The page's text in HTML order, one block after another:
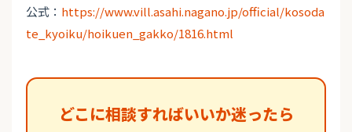
公式： https://www.vill.asahi.nagano.jp/official/kosoda
te_kyoiku/hoikuen_gakko/1816.html
どこに相談すればいいか迷ったら